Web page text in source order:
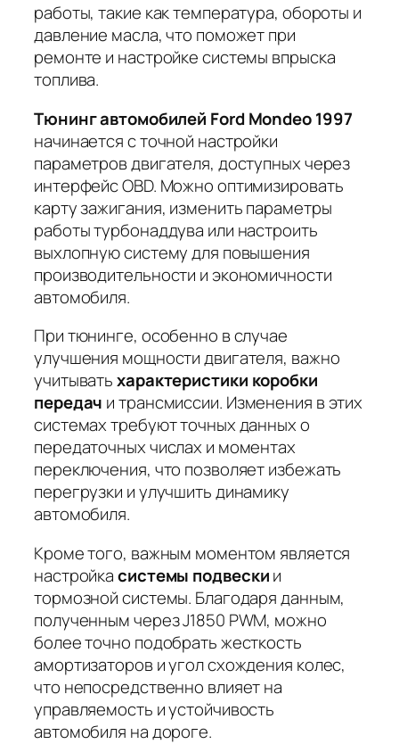
работы, такие как температура, обороты и
давление масла, что поможет при
ремонте и настройке системы впрыска
топлива.
Тюнинг автомобилей Ford Mondeo 1997
начинается с точной настройки
параметров двигателя, доступных через
интерфейс OBD. Можно оптимизировать
карту зажигания, изменить параметры
работы турбонаддува или настроить
выхлопную систему для повышения
производительности и экономичности
автомобиля.
При тюнинге, особенно в случае
улучшения мощности двигателя, важно
учитыватьхарактеристики коробки
передач и трансмиссии. Изменения в этих
системах требуют точных данных о
передаточных числах и моментах
переключения, что позволяет избежать
перегрузки и улучшить динамику
автомобиля.
Кроме того, важным моментом является
настройкасистемы подвескии
тормозной системы. Благодаря данным,
полученным через J1850 PWM, можно
более точно подобрать жесткость
амортизаторов и угол схождения колес,
что непосредственно влияет на
управляемость и устойчивость
автомобиля на дороге.